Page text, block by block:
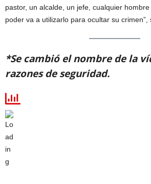
pastor, un alcalde, un jefe, cualquier
poder va a utilizarlo para ocultar su crimen”,
*Se cambió el nombre de la
razones de seguridad.